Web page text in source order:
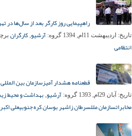
راهپیمایی روز کارگر بعد از سال‌ها در
تاریخ: اردیبهشت 11ام, 1394 گروه: آرشیو, کارگران
انتظامی
قطعنامه هشدار آمیزسازمان بین
تاریخ: آبان 29ام, 1393 گروه: آرشیو, بهداشت و محیط
مخابراتسازمان مللسرطان زاشهر بوسان کره جنوبیعلی